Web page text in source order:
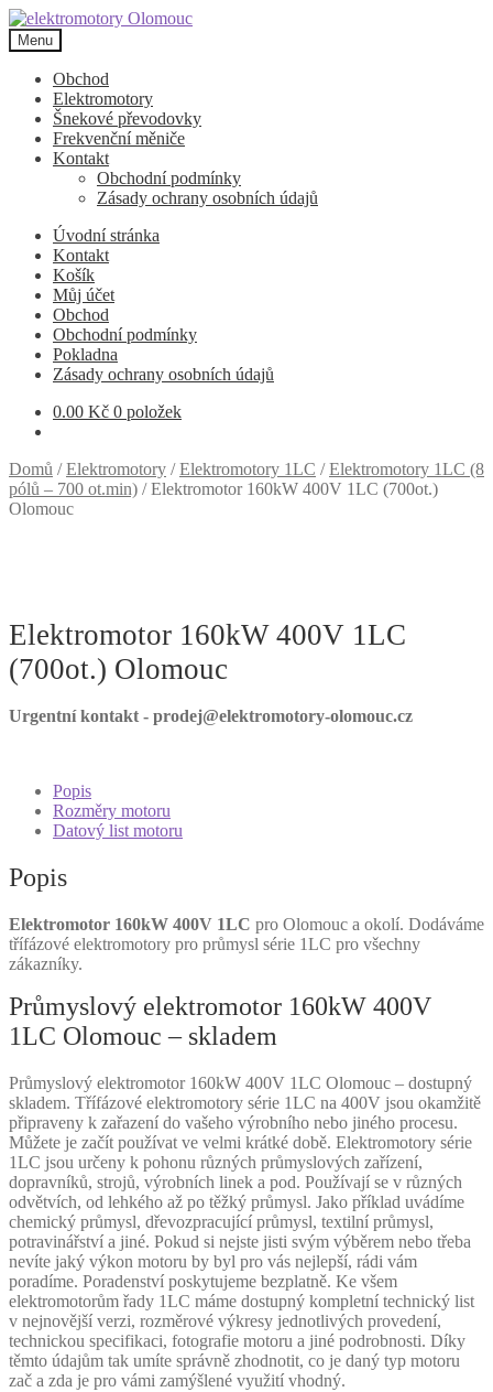
Přeskočit
na
navigaci
Přejít
k
obsahu
webu
Menu
Obchod
Elektromotory
Šnekové převodovky
Frekvenční měniče
Kontakt
Obchodní podmínky
Zásady ochrany osobních údajů
Úvodní stránka
Kontakt
Košík
Můj účet
Obchod
Obchodní podmínky
Pokladna
Zásady ochrany osobních údajů
0.00 Kč 0 položek
Domů /Elektromotory /Elektromotory 1LC /Elektromotory 1LC (8
pólů – 700 ot.min) /Elektromotor 160kW 400V 1LC (700ot.)
Olomouc
Elektromotor 160kW 400V 1LC
(700ot.) Olomouc
Urgentní kontakt - prodej@elektromotory-olomouc.cz
Popis
Rozměry motoru
Datový list motoru
Popis
Elektromotor 160kW 400V 1LC pro Olomouc a okolí. Dodáváme
třífázové elektromotory pro průmysl série 1LC pro všechny
zákazníky.
Průmyslový elektromotor 160kW 400V
1LC Olomouc – skladem
Průmyslový elektromotor 160kW 400V 1LC Olomouc – dostupný
skladem. Třífázové elektromotory série 1LC na 400V jsou okamžitě
připraveny k zařazení do vašeho výrobního nebo jiného procesu.
Můžete je začít používat ve velmi krátké době. Elektromotory série
1LC jsou určeny k pohonu různých průmyslových zařízení,
dopravníků, strojů, výrobních linek a pod. Používají se v různých
odvětvích, od lehkého až po těžký průmysl. Jako příklad uvádíme
chemický průmysl, dřevozpracující průmysl, textilní průmysl,
potravinářství a jiné. Pokud si nejste jisti svým výběrem nebo třeba
nevíte jaký výkon motoru by byl pro vás nejlepší, rádi vám
poradíme. Poradenství poskytujeme bezplatně. Ke všem
elektromotorům řady 1LC máme dostupný kompletní technický list
v nejnovější verzi, rozměrové výkresy jednotlivých provedení,
technickou specifikaci, fotografie motoru a jiné podrobnosti. Díky
těmto údajům tak umíte správně zhodnotit, co je daný typ motoru
zač a zda je pro vámi zamýšlené využití vhodný.